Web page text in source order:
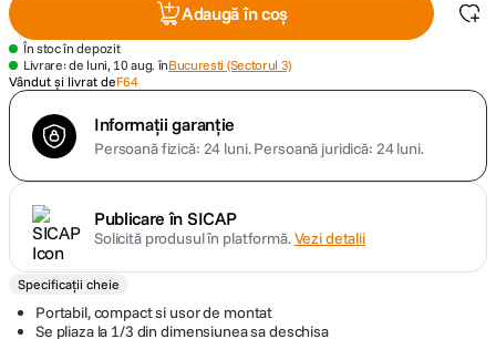
dji mic mini
10. dji osmo pocket 4
Adaugă în coș
În stoc în depozit
Livrare: de luni, 10 aug. înBucuresti (Sectorul 3)
Vândut și livrat deF64
Informații garanție
Persoană fizică: 24 luni.Persoană juridică: 24 luni.
Publicare în SICAP
Solicită produsul în platformă.Vezi detalii
Specificații cheie
Portabil, compact si usor de montat
Se pliaza la 1/3 din dimensiunea sa deschisa